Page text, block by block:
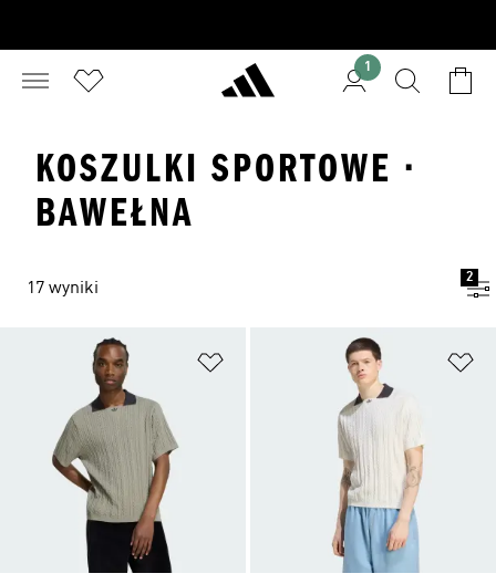
1
KOSZULKI SPORTOWE ·
BAWEŁNA
17 wyniki
2
Dodaj do listy życzeń